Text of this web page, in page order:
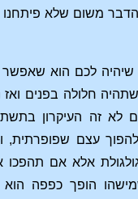
משום שלא פיתחנו
שיהיה לכם הוא
חלולה בפנים ואז
לא זה העיקרון
עצם שפופרתית,
אלא אם תהפכו
הופך כפפה